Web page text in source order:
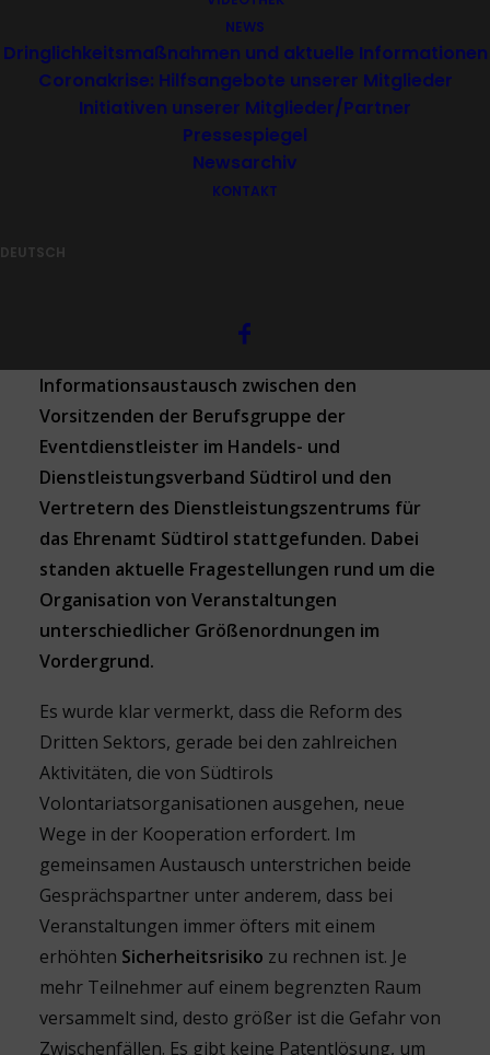
NEWS
Dringlichkeitsmaßnahmen und aktuelle Informationen
Coronakrise: Hilfsangebote unserer Mitglieder
Initiativen unserer Mitglieder/Partner
Pressespiegel
Newsarchiv
KONTAKT
DEUTSCH
Neue Herausforderungen
für das
Veranstaltungsmanagement
Informationsaustausch zwischen den
Vorsitzenden der Berufsgruppe der
Eventdienstleister im Handels- und
Dienstleistungsverband Südtirol und den
Vertretern des Dienstleistungszentrums für
das Ehrenamt Südtirol stattgefunden. Dabei
standen aktuelle Fragestellungen rund um die
Organisation von Veranstaltungen
unterschiedlicher Größenordnungen im
Vordergrund.
Es wurde klar vermerkt, dass die Reform des
Dritten Sektors, gerade bei den zahlreichen
Aktivitäten, die von Südtirols
Volontariatsorganisationen ausgehen, neue
Wege in der Kooperation erfordert. Im
gemeinsamen Austausch unterstrichen beide
Gesprächspartner unter anderem, dass bei
Veranstaltungen immer öfters mit einem
erhöhten Sicherheitsrisiko zu rechnen ist. Je
mehr Teilnehmer auf einem begrenzten Raum
versammelt sind, desto größer ist die Gefahr von
Zwischenfällen. Es gibt keine Patentlösung, um